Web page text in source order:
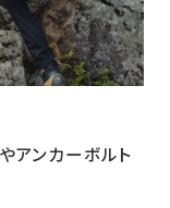
アンカーボルト